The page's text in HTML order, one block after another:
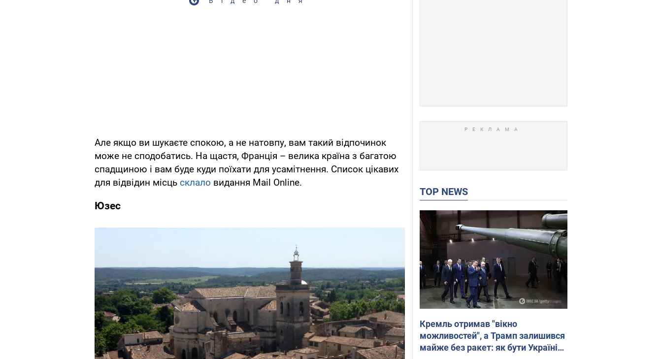
Але якщо ви шукаєте спокою, а не натовпу, вам такий відпочинок
може не сподобатись. На щастя, Франція – велика країна з багатою
спадщиною і вам буде куди поїхати для усамітнення. Список цікавих
для відвідин місць склало видання Mail Online.
Юзес
TOP NEWS
Кремль отримав "вікно
можливостей", а Трамп залишився
майже без ракет: як бути Україні?